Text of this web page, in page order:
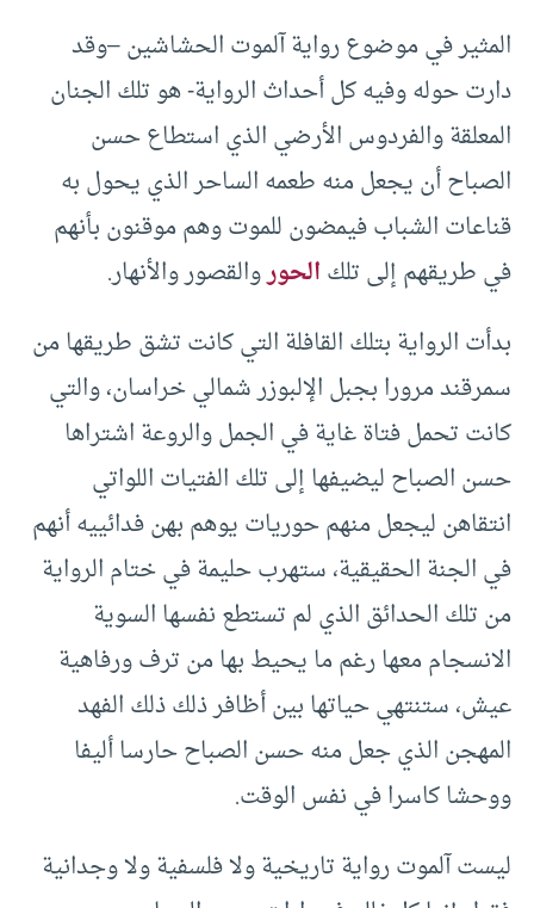
المثير في موضوع رواية آلموت الحشاشين –وقد
دارت حوله وفيه كل أحداث الرواية- هو تلك الجنان
المعلقة والفردوس الأرضي الذي استطاع حسن
الصباح أن يجعل منه طعمه الساحر الذي يحول به
قناعات الشباب فيمضون للموت وهم موقنون بأنهم
في طريقهم إلى تلكالحوروالقصور والأنهار.
بدأت الرواية بتلك القافلة التي كانت تشق طريقها من
سمرقند مرورا بجبل الإلبوزر شمالي خراسان، والتي
كانت تحمل فتاة غاية في الجمل والروعة اشتراها
حسن الصباح ليضيفها إلى تلك الفتيات اللواتي
انتقاهن ليجعل منهم حوريات يوهم بهن فدائييه أنهم
في الجنة الحقيقية، ستهرب حليمة في ختام الرواية
من تلك الحدائق الذي لم تستطع نفسها السوية
الانسجام معها رغم ما يحيط بها من ترف ورفاهية
عيش، ستنتهي حياتها بين أظافر ذلك ذلك الفهد
المهجن الذي جعل منه حسن الصباح حارسا أليفا
ووحشا كاسرا في نفس الوقت.
ليست آلموت رواية تاريخية ولا فلسفية ولا وجدانية